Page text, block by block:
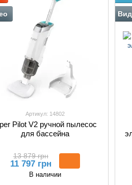
Артикул: 14802
Pilot V2 ручной пылесос
для бассейна
13 879 грн
11 797 грн
В наличии